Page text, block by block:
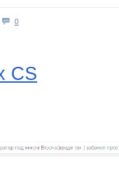
0
CS